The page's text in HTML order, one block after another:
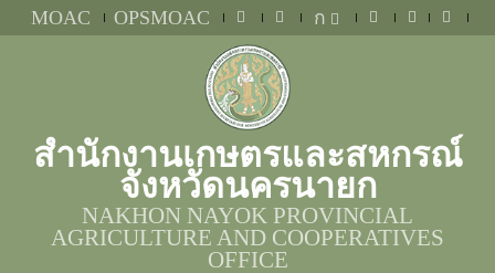
MOAC OPSMOAC ก
สำนักงานเกษตรและสหกรณ์
จังหวัดนครนายก
NAKHON NAYOK PROVINCIAL
AGRICULTURE AND COOPERATIVES
OFFICE